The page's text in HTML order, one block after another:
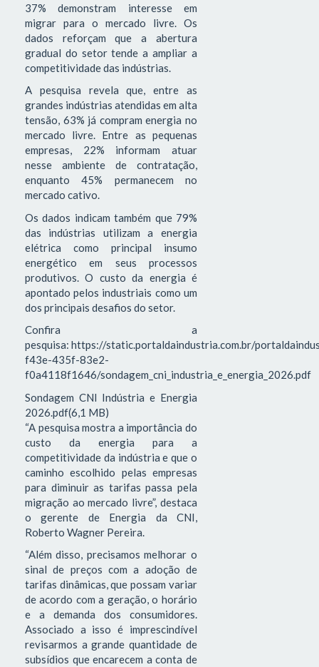
37% demonstram interesse em
migrar para o mercado livre. Os
dados reforçam que a abertura
gradual do setor tende a ampliar a
competitividade das indústrias.
A pesquisa revela que, entre as
grandes indústrias atendidas em alta
tensão, 63% já compram energia no
mercado livre. Entre as pequenas
empresas, 22% informam atuar
nesse ambiente de contratação,
enquanto 45% permanecem no
mercado cativo.
Os dados indicam também que 79%
das indústrias utilizam a energia
elétrica como principal insumo
energético em seus processos
produtivos. O custo da energia é
apontado pelos industriais como um
dos principais desafios do setor.
Confira a
pesquisa: https://static.portaldaindustria.com.br/
f43e-435f-83e2-
f0a4118f1646/sondagem_cni_industria_e_energia_2026.pdf
Sondagem CNI Indústria e Energia
2026.pdf(6,1 MB)
“A pesquisa mostra a importância do
custo da energia para a
competitividade da indústria e que o
caminho escolhido pelas empresas
para diminuir as tarifas passa pela
migração ao mercado livre”, destaca
o gerente de Energia da CNI,
Roberto Wagner Pereira.
“Além disso, precisamos melhorar o
sinal de preços com a adoção de
tarifas dinâmicas, que possam variar
de acordo com a geração, o horário
e a demanda dos consumidores.
Associado a isso é imprescindível
revisarmos a grande quantidade de
subsídios que encarecem a conta de